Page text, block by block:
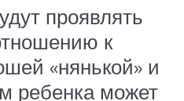
проявлять
к
«нянькой» и
ребенка может